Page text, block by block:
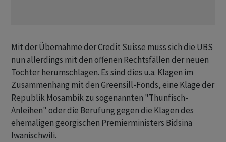
Mit der Übernahme der Credit Suisse muss sich die UBS
nun allerdings mit den offenen Rechtsfällen der neuen
Tochter herumschlagen. Es sind dies u.a. Klagen im
Zusammenhang mit den Greensill-Fonds, eine Klage der
Republik Mosambik zu sogenannten "Thunfisch-
Anleihen" oder die Berufung gegen die Klagen des
ehemaligen georgischen Premierministers Bidsina
Iwanischwili.